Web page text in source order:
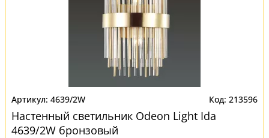
4639/2W 213596
Настенный светильник Odeon Light Ida
4639/2W бронзовый